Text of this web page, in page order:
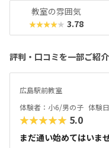
教室の雰囲気
★★★★★ 3.78
評判・口コミを一部ご紹介
広島駅前教室
体験者：小6/男の子 体験
★★★★★ 5.0
まだ通い始めてはいま